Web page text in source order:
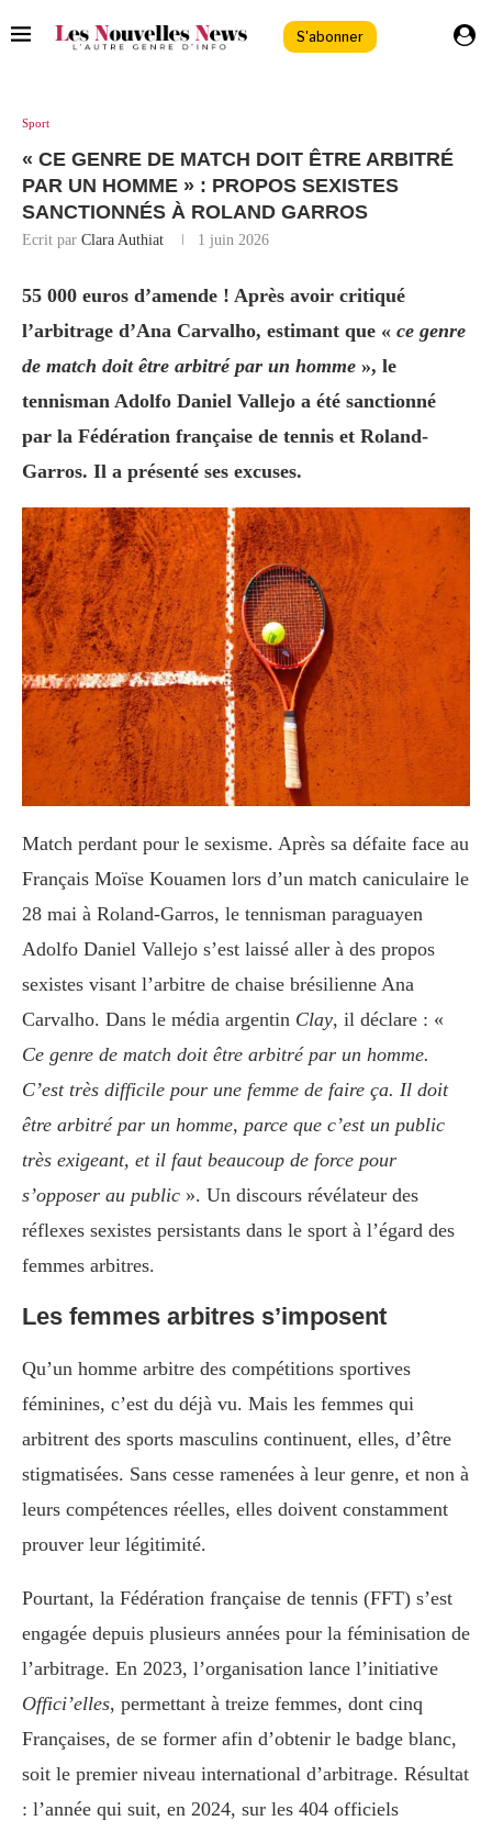
S'abonner
Sport
« CE GENRE DE MATCH DOIT ÊTRE ARBITRÉ
PAR UN HOMME » : PROPOS SEXISTES
SANCTIONNÉS À ROLAND GARROS
Ecrit par Clara Authiat 1 juin 2026
55 000 euros d’amende ! Après avoir critiqué
l’arbitrage d’Ana Carvalho, estimant que « ce genre
de match doit être arbitré par un homme », le
tennisman Adolfo Daniel Vallejo a été sanctionné
par la Fédération française de tennis et Roland-
Garros. Il a présenté ses excuses.
Match perdant pour le sexisme. Après sa défaite face au
Français Moïse Kouamen lors d’un match caniculaire le
28 mai à Roland-Garros, le tennisman paraguayen
Adolfo Daniel Vallejo s’est laissé aller à des propos
sexistes visant l’arbitre de chaise brésilienne Ana
Carvalho. Dans le média argentin Clay, il déclare : «
Ce genre de match doit être arbitré par un homme.
C’est très difficile pour une femme de faire ça. Il doit
être arbitré par un homme, parce que c’est un public
très exigeant, et il faut beaucoup de force pour
s’opposer au public ». Un discours révélateur des
réflexes sexistes persistants dans le sport à l’égard des
femmes arbitres.
Les femmes arbitres s’imposent
Qu’un homme arbitre des compétitions sportives
féminines, c’est du déjà vu. Mais les femmes qui
arbitrent des sports masculins continuent, elles, d’être
stigmatisées. Sans cesse ramenées à leur genre, et non à
leurs compétences réelles, elles doivent constamment
prouver leur légitimité.
Pourtant, la Fédération française de tennis (FFT) s’est
engagée depuis plusieurs années pour la féminisation de
l’arbitrage. En 2023, l’organisation lance l’initiative
Offici’elles, permettant à treize femmes, dont cinq
Françaises, de se former afin d’obtenir le badge blanc,
soit le premier niveau international d’arbitrage. Résultat
: l’année qui suit, en 2024, sur les 404 officiels